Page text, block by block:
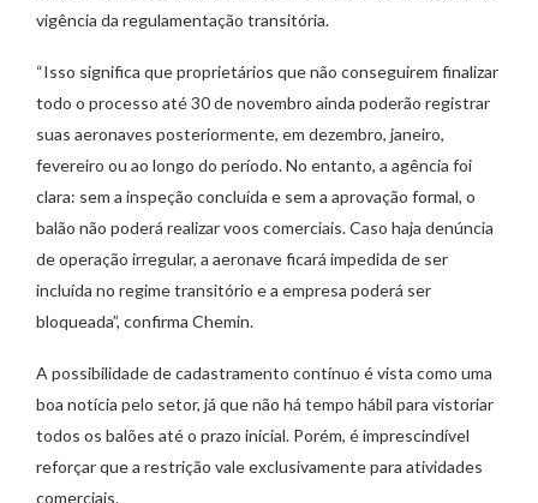
vigência da regulamentação transitória.
“Isso significa que proprietários que não conseguirem finalizar
todo o processo até 30 de novembro ainda poderão registrar
suas aeronaves posteriormente, em dezembro, janeiro,
fevereiro ou ao longo do período. No entanto, a agência foi
clara: sem a inspeção concluída e sem a aprovação formal, o
balão não poderá realizar voos comerciais. Caso haja denúncia
de operação irregular, a aeronave ficará impedida de ser
incluída no regime transitório e a empresa poderá ser
bloqueada”, confirma Chemin.
A possibilidade de cadastramento contínuo é vista como uma
boa notícia pelo setor, já que não há tempo hábil para vistoriar
todos os balões até o prazo inicial. Porém, é imprescindível
reforçar que a restrição vale exclusivamente para atividades
comerciais.